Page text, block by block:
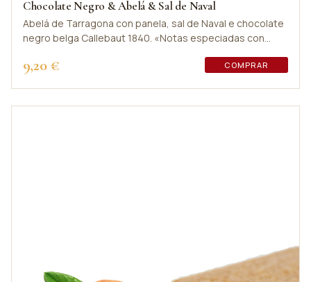
Chocolate Negro & Abelá & Sal de Naval
Abelá de Tarragona con panela, sal de Naval e chocolate
negro belga Callebaut 1840. «Notas especiadas con
9,20 € COMPRAR